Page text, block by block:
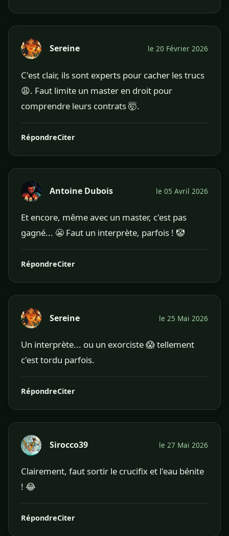
Sereine le 20 Février 2026
C'est clair, ils sont experts pour cacher les trucs
😩. Faut limite un master en droit pour
comprendre leurs contrats 🤯.
RépondreCiter
Antoine Dubois le 05 Avril 2026
Et encore, même avec un master, c'est pas
gagné... 😬 Faut un interprète, parfois ! 🤡
RépondreCiter
Sereine le 25 Mai 2026
Un interprète... ou un exorciste 😱 tellement
c'est tordu parfois.
RépondreCiter
Sirocco39 le 27 Mai 2026
Clairement, faut sortir le crucifix et l'eau bénite
! 😂
RépondreCiter